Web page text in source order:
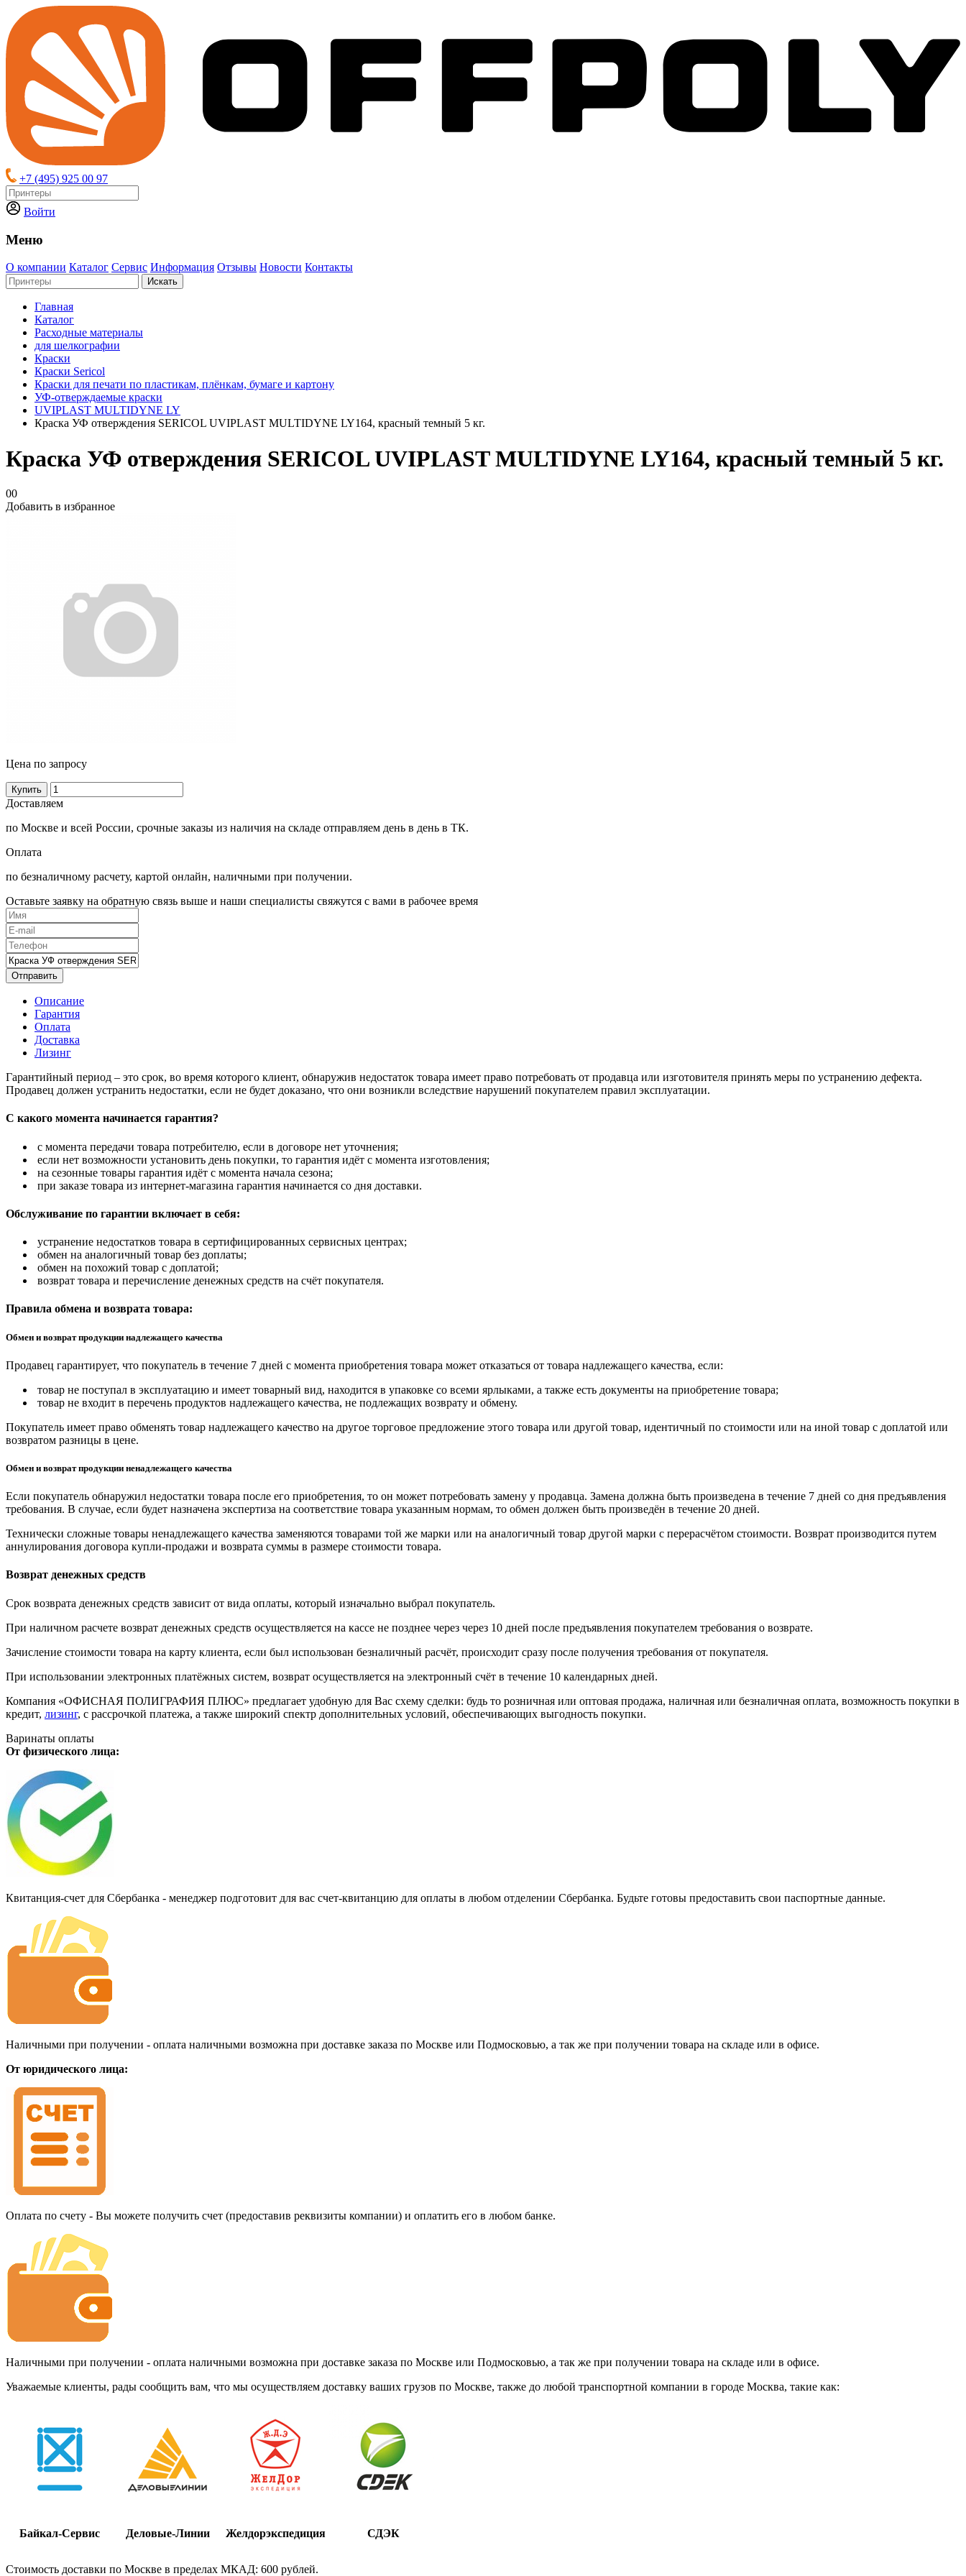
+7 (495) 925 00 97
Войти
Меню
О компании Каталог Сервис Информация Отзывы Новости Контакты
Искать
Главная
Каталог
Расходные материалы
для шелкографии
Краски
Краски Sericol
Краски для печати по пластикам, плёнкам, бумаге и картону
УФ-отверждаемые краски
UVIPLAST MULTIDYNE LY
Краска УФ отверждения SERICOL UVIPLAST MULTIDYNE LY164, красный темный 5 кг.
Краска УФ отверждения SERICOL UVIPLAST MULTIDYNE LY164, красный темный 5 кг.
00
Добавить в избранное
Цена по запросу
Купить
Доставляем
по Москве и всей России, срочные заказы из наличия на складе отправляем день в день в ТК.
Оплата
по безналичному расчету, картой онлайн, наличными при получении.
Оставьте заявку на обратную связь выше и наши специалисты свяжутся с вами в рабочее время
Отправить
Описание
Гарантия
Оплата
Доставка
Лизинг
Гарантийный период – это срок, во время которого клиент, обнаружив недостаток товара имеет право потребовать от продавца или изготовителя принять меры по устранению дефекта.
Продавец должен устранить недостатки, если не будет доказано, что они возникли вследствие нарушений покупателем правил эксплуатации.
С какого момента начинается гарантия?
с момента передачи товара потребителю, если в договоре нет уточнения;
если нет возможности установить день покупки, то гарантия идёт с момента изготовления;
на сезонные товары гарантия идёт с момента начала сезона;
при заказе товара из интернет-магазина гарантия начинается со дня доставки.
Обслуживание по гарантии включает в себя:
устранение недостатков товара в сертифицированных сервисных центрах;
обмен на аналогичный товар без доплаты;
обмен на похожий товар с доплатой;
возврат товара и перечисление денежных средств на счёт покупателя.
Правила обмена и возврата товара:
Обмен и возврат продукции надлежащего качества
Продавец гарантирует, что покупатель в течение 7 дней с момента приобретения товара может отказаться от товара надлежащего качества, если:
товар не поступал в эксплуатацию и имеет товарный вид, находится в упаковке со всеми ярлыками, а также есть документы на приобретение товара;
товар не входит в перечень продуктов надлежащего качества, не подлежащих возврату и обмену.
Покупатель имеет право обменять товар надлежащего качество на другое торговое предложение этого товара или другой товар, идентичный по стоимости или на иной товар с доплатой или
возвратом разницы в цене.
Обмен и возврат продукции ненадлежащего качества
Если покупатель обнаружил недостатки товара после его приобретения, то он может потребовать замену у продавца. Замена должна быть произведена в течение 7 дней со дня предъявления
требования. В случае, если будет назначена экспертиза на соответствие товара указанным нормам, то обмен должен быть произведён в течение 20 дней.
Технически сложные товары ненадлежащего качества заменяются товарами той же марки или на аналогичный товар другой марки с перерасчётом стоимости. Возврат производится путем
аннулирования договора купли-продажи и возврата суммы в размере стоимости товара.
Возврат денежных средств
Срок возврата денежных средств зависит от вида оплаты, который изначально выбрал покупатель.
При наличном расчете возврат денежных средств осуществляется на кассе не позднее через через 10 дней после предъявления покупателем требования о возврате.
Зачисление стоимости товара на карту клиента, если был использован безналичный расчёт, происходит сразу после получения требования от покупателя.
При использовании электронных платёжных систем, возврат осуществляется на электронный счёт в течение 10 календарных дней.
Компания «ОФИСНАЯ ПОЛИГРАФИЯ ПЛЮС» предлагает удобную для Вас схему сделки: будь то розничная или оптовая продажа, наличная или безналичная оплата, возможность покупки в
кредит, лизинг, с рассрочкой платежа, а также широкий спектр дополнительных условий, обеспечивающих выгодность покупки.
Варинаты оплаты
От физического лица:
Квитанция-счет для Сбербанка - менеджер подготовит для вас счет-квитанцию для оплаты в любом отделении Сбербанка. Будьте готовы предоставить свои паспортные данные.
Наличными при получении - оплата наличными возможна при доставке заказа по Москве или Подмосковью, а так же при получении товара на складе или в офисе.
От юридического лица:
Оплата по счету - Вы можете получить счет (предоставив реквизиты компании) и оплатить его в любом банке.
Наличными при получении - оплата наличными возможна при доставке заказа по Москве или Подмосковью, а так же при получении товара на складе или в офисе.
Уважаемые клиенты, рады сообщить вам, что мы осуществляем доставку ваших грузов по Москве, также до любой транспортной компании в городе Москва, такие как:
Байкал-Сервис Деловые-Линии Желдорэкспедиция СДЭК
Стоимость доставки по Москве в пределах МКАД: 600 рублей.